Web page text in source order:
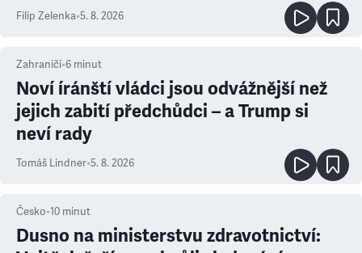
Filip Zelenka•5. 8. 2026
Zahraničí•6 minut
Noví íránští vládci jsou odvážnější než
jejich zabití předchůdci – a Trump si
neví rady
Tomáš Lindner•5. 8. 2026
Česko•10 minut
Dusno na ministerstvu zdravotnictví: